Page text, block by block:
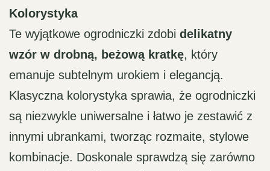
Kolorystyka
Te wyjątkowe ogrodniczki zdobi delikatny
wzór w drobną, beżową kratkę, który
emanuje subtelnym urokiem i elegancją.
Klasyczna kolorystyka sprawia, że ogrodniczki
są niezwykle uniwersalne i łatwo je zestawić z
innymi ubrankami, tworząc rozmaite, stylowe
kombinacje. Doskonale sprawdzą się zarówno